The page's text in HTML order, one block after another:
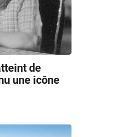
de
une icône